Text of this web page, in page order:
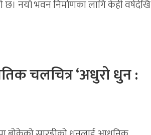
नयाँ भवन निर्माणका लागि केही वर्षदेखि
चलचित्र ‘अधुरो धुन :